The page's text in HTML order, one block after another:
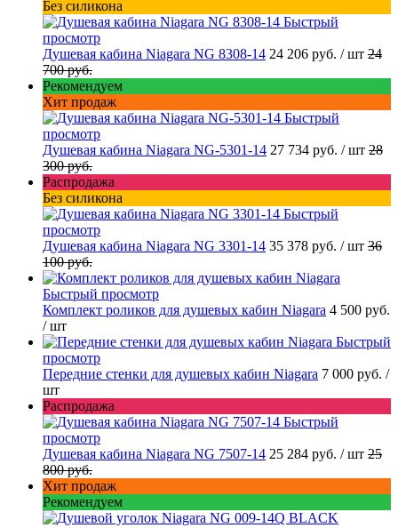
Без силикона
Быстрый
просмотр
Душевая кабина Niagara NG 8308-14 24 206 руб. / шт 24
700 руб.
Рекомендуем
Хит продаж
Быстрый
просмотр
Душевая кабина Niagara NG-5301-14 27 734 руб. / шт 28
300 руб.
Распродажа
Без силикона
Быстрый
просмотр
Душевая кабина Niagara NG 3301-14 35 378 руб. / шт 36
100 руб.
Быстрый просмотр
Комплект роликов для душевых кабин Niagara 4 500 руб.
/ шт
Быстрый
просмотр
Передние стенки для душевых кабин Niagara 7 000 руб. /
шт
Распродажа
Быстрый
просмотр
Душевая кабина Niagara NG 7507-14 25 284 руб. / шт 25
800 руб.
Хит продаж
Рекомендуем